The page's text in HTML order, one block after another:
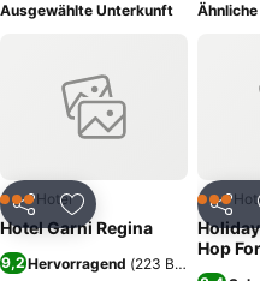
Außerdem gibt es gemütliches
Motorräder stehen für Sie
Ausflügen nach Bamberg,
Wandertouren. Im Tal etwa 2
Cafes und Restaurants. Ein
und fern.
Ausgewählte Unterkunft
Teilen Zu Favoriten
3 SterneHotel
Hotel Garni Regina
9,2Hervorragend (223 Bewertungen
Teilen
3 Sterne
Hop